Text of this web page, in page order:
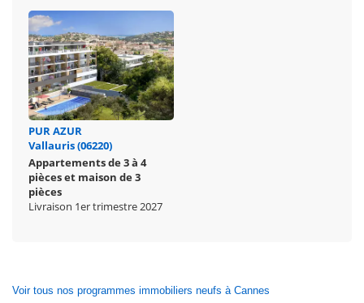
PUR AZUR
Vallauris (06220)
Appartements de 3 à 4
pièces et maison de 3
pièces
Livraison 1er trimestre 2027
Voir tous nos programmes immobiliers neufs à Cannes